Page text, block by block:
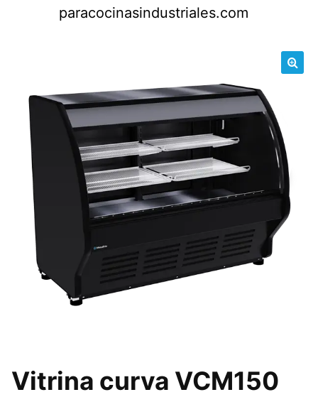
paracocinasindustriales.com
Vitrina curva VCM150